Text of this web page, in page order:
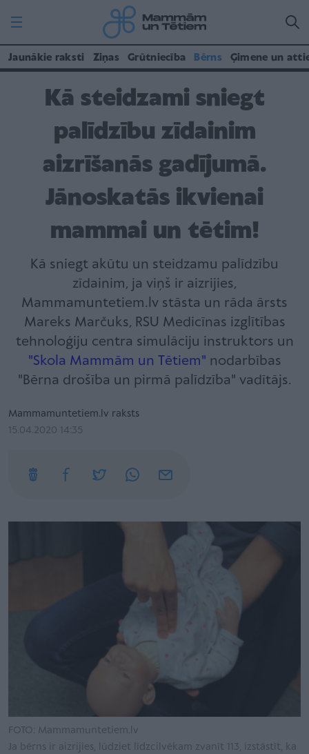
Jaunākie raksti Ziņas Grūtniecība Bērns Ģimene un
Kā steidzami sniegt
palīdzību zīdainim
aizrīšanās gadījumā.
Jānoskatās ikvienai
mammai un tētim!
Kā sniegt akūtu un steidzamu palīdzību
zīdainim, ja viņš ir aizrijies,
Mammamuntetiem.lv stāsta un rāda ārsts
Mareks Marčuks, RSU Medicīnas izglītības
tehnoloģiju centra simulāciju instruktors un
"Skola Mammām un Tētiem" nodarbības
"Bērna drošība un pirmā palīdzība" vadītājs.
Mammamuntetiem.lv raksts
15.04.2020 14:35
FOTO: Mammamuntetiem.lv
Ja bērns ir aizrijies, lūdziet līdzcilvēkam zvanīt 113, izstāstīt, ka